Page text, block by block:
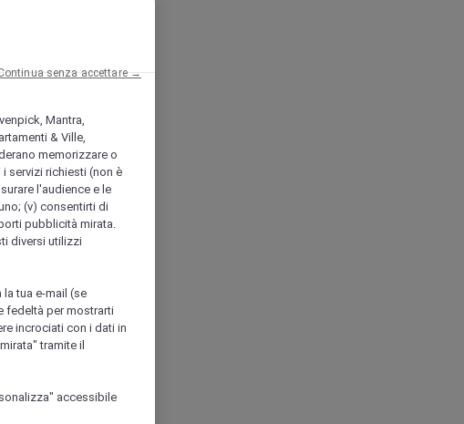
Mantra,
& Ville,
memorizzare o
servizi richiesti (non è
l'audience e le
(v) consentirti di
pubblicità mirata.
diversi utilizzi
tua e-mail (se
fedeltà per mostrarti
incrociati con i dati in
tramite il
accessibile
senza accettare →